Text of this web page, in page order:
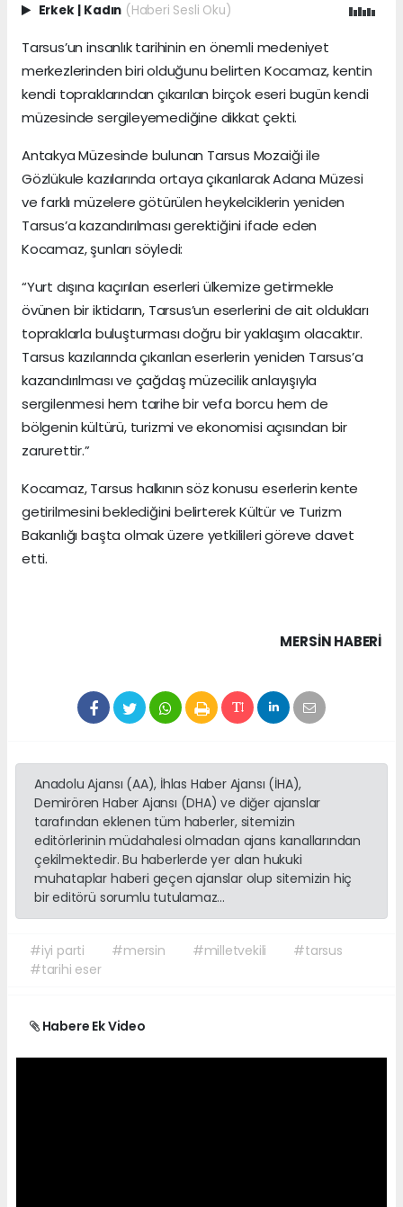
Erkek | Kadın (Haberi Sesli Oku)
Tarsus’un insanlık tarihinin en önemli medeniyet
merkezlerinden biri olduğunu belirten Kocamaz, kentin
kendi topraklarından çıkarılan birçok eseri bugün kendi
müzesinde sergileyemediğine dikkat çekti.
Antakya Müzesinde bulunan Tarsus Mozaiği ile
Gözlükule kazılarında ortaya çıkarılarak Adana Müzesi
ve farklı müzelere götürülen heykelciklerin yeniden
Tarsus’a kazandırılması gerektiğini ifade eden
Kocamaz, şunları söyledi:
“Yurt dışına kaçırılan eserleri ülkemize getirmekle
övünen bir iktidarın, Tarsus’un eserlerini de ait oldukları
topraklarla buluşturması doğru bir yaklaşım olacaktır.
Tarsus kazılarında çıkarılan eserlerin yeniden Tarsus’a
kazandırılması ve çağdaş müzecilik anlayışıyla
sergilenmesi hem tarihe bir vefa borcu hem de
bölgenin kültürü, turizmi ve ekonomisi açısından bir
zarurettir.”
Kocamaz, Tarsus halkının söz konusu eserlerin kente
getirilmesini beklediğini belirterek Kültür ve Turizm
Bakanlığı başta olmak üzere yetkilileri göreve davet
etti.
MERSIN HABERİ
Anadolu Ajansı (AA), İhlas Haber Ajansı (İHA),
Demirören Haber Ajansı (DHA) ve diğer ajanslar
tarafından eklenen tüm haberler, sitemizin
editörlerinin müdahalesi olmadan ajans kanallarından
çekilmektedir. Bu haberlerde yer alan hukuki
muhataplar haberi geçen ajanslar olup sitemizin hiç
bir editörü sorumlu tutulamaz...
#iyi parti #mersin #milletvekili
#tarsus
#tarihi eser
Habere Ek Video